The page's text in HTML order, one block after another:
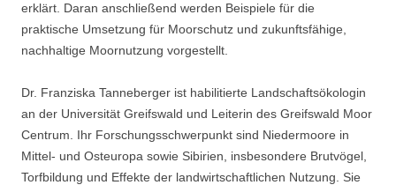
erklärt. Daran anschließend werden Beispiele für die
praktische Umsetzung für Moorschutz und zukunftsfähige,
nachhaltige Moornutzung vorgestellt.
Dr. Franziska Tanneberger ist habilitierte Landschaftsökologin
an der Universität Greifswald und Leiterin des Greifswald Moor
Centrum. Ihr Forschungsschwerpunkt sind Niedermoore in
Mittel- und Osteuropa sowie Sibirien, insbesondere Brutvögel,
Torfbildung und Effekte der landwirtschaftlichen Nutzung. Sie